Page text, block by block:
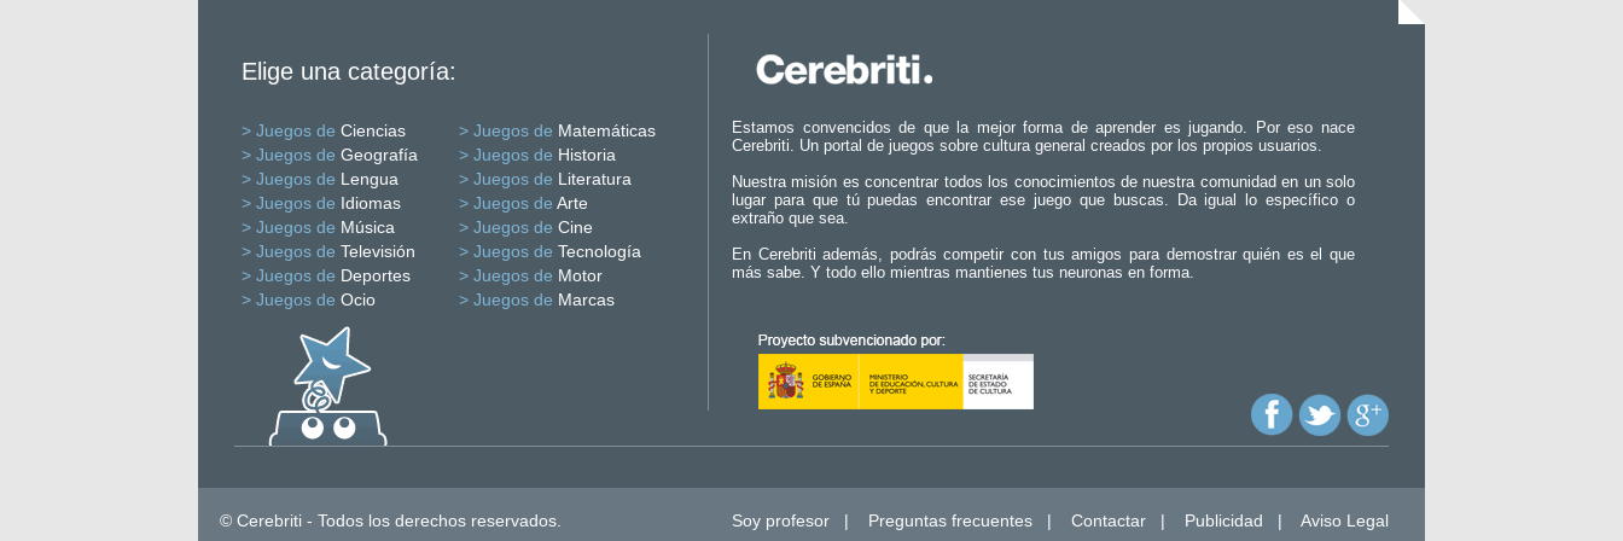
Elige una categoría:
> Juegos de Ciencias > Juegos de Matemáticas
> Juegos de Geografía > Juegos de Historia
> Juegos de Lengua > Juegos de Literatura
> Juegos de Idiomas > Juegos de Arte
> Juegos de Música > Juegos de Cine
> Juegos de Televisión > Juegos de Tecnología
> Juegos de Deportes > Juegos de Motor
> Juegos de Ocio > Juegos de Marcas
Estamos convencidos de que la mejor forma de aprender es jugando. Por eso nace
Cerebriti. Un portal de juegos sobre cultura general creados por los propios usuarios.
Nuestra misión es concentrar todos los conocimientos de nuestra comunidad en un solo
lugar para que tú puedas encontrar ese juego que buscas. Da igual lo específico o
extraño que sea.
En Cerebriti además, podrás competir con tus amigos para demostrar quién es el que
más sabe. Y todo ello mientras mantienes tus neuronas en forma.
© Cerebriti - Todos los derechos reservados. Soy profesor | Preguntas frecuentes | Contactar | Publicidad | Aviso Legal